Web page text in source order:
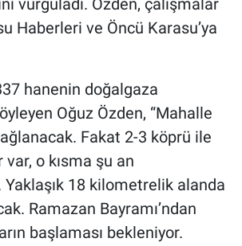
vurguladı. Özden, çalışmalar
Haberleri ve Öncü Karasu’ya
hanenin doğalgaza
Oğuz Özden, “Mahalle
Fakat 2-3 köprü ile
o kısma şu an
18 kilometrelik alanda
Ramazan Bayramı’ndan
başlaması bekleniyor.